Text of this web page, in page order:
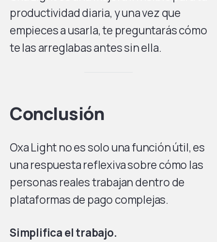
productividad diaria, y una vez que
empieces a usarla, te preguntarás cómo
te las arreglabas antes sin ella.
Conclusión
Oxa Light no es solo una función útil, es
una respuesta reflexiva sobre cómo las
personas reales trabajan dentro de
plataformas de pago complejas.
Simplifica el trabajo.